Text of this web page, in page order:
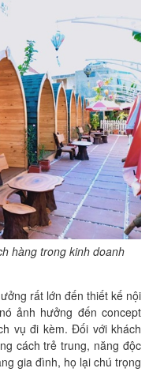
hàng trong kinh doanh
rất lớn đến thiết kế nội
ảnh hưởng đến concept
vụ đi kèm. Đối với khách
cách trẻ trung, năng độc
gia đình, họ lại chú trọng